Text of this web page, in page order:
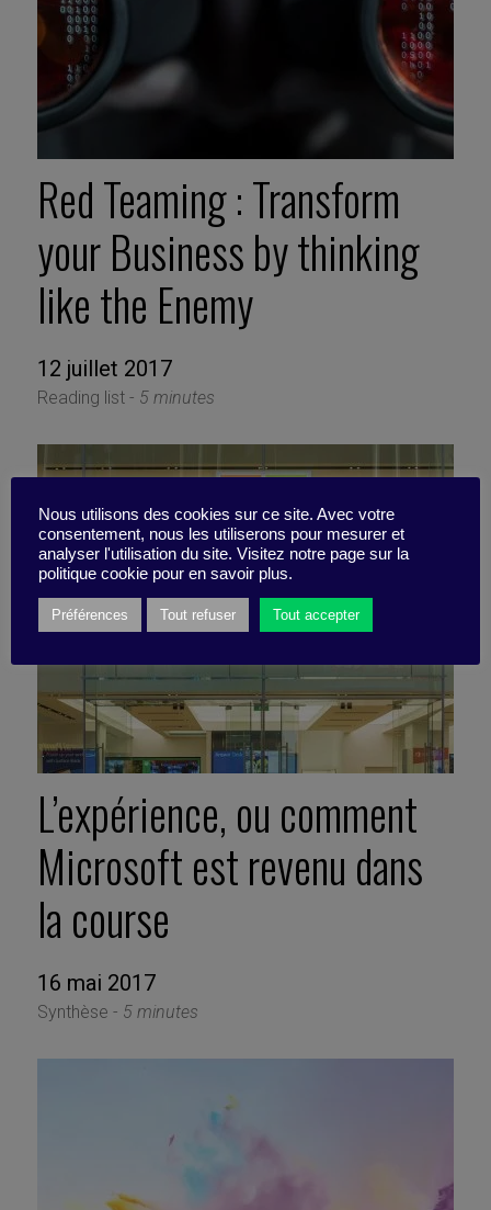
Red Teaming : Transform
your Business by thinking
like the Enemy
12 juillet 2017
Reading list - 5 minutes
L’expérience, ou comment
Microsoft est revenu dans
la course
16 mai 2017
Synthèse - 5 minutes
Nous utilisons des cookies sur ce site. Avec votre
consentement, nous les utiliserons pour mesurer et
analyser l'utilisation du site. Visitez notre page sur la
politique cookie pour en savoir plus.
Préférences Tout refuser Tout accepter